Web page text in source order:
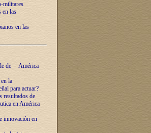
militares
las
en las
de América
la
para actuar?
resultados de
en América
innovaciόn en